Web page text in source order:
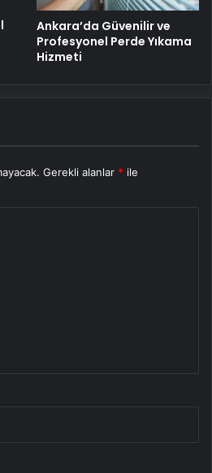
Ankara’da Güvenilir ve
Profesyonel Perde Yıkama
Hizmeti
Gerekli alanlar * ile